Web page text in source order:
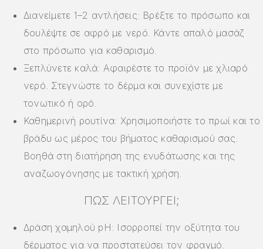
Διανείμετε 1–2 αντλήσεις: Βρέξτε το πρόσωπο και
δουλέψτε σε αφρό με νερό. Κάντε απαλό μασάζ
στο πρόσωπο για καθαρισμό.
Ξεπλύνετε καλά: Αφαιρέστε το προϊόν με χλιαρό
νερό. Στεγνώστε το δέρμα και συνεχίστε με
τονωτικό ή ορό.
Καθημερινή ρουτίνα: Χρησιμοποιήστε το πρωί και το
βράδυ ως μέρος του βήματος καθαρισμού σας.
Βοηθά στη διατήρηση της ενυδάτωσης και της
αναζωογόνησης με τακτική χρήση.
ΠΏΣ ΛΕΙΤΟΥΡΓΕΊ;
Δράση χαμηλού pH: Ισορροπεί την οξύτητα του
δέρματος για να προστατεύσει τον φραγμό.